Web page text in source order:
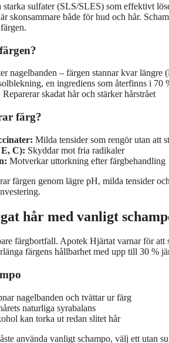
sulfater (SLS/SLES) som effektivt
skonsammare både för hud och hår.
nagelbanden – färgen stannar kvar längre
en ingrediens som återfinns i 70
Reparerar skadat hår och stärker hårstrået
färg?
Milda tensider som rengör utan att
C): Skyddar mot fria radikaler
Motverkar uttorkning efter färgbehandling
färgen genom lägre pH, milda tensider
hår med vanligt
färgbortfall. Apotek Hjärtat varnar för
färgens hållbarhet med upp till 30 %
nagelbanden och tvättar ur färg
naturliga syrabalans
kan torka ut redan slitet hår
använda vanligt schampo, välj ett utan